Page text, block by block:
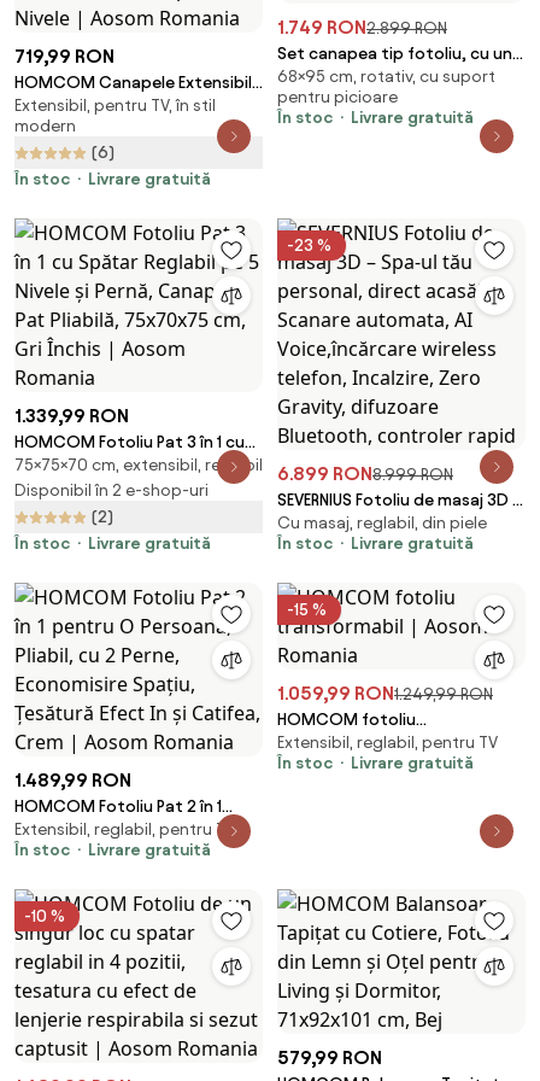
719,99 RON
HOMCOM Canapele Extensibile
Individuală Alb Crem 63x73x81
cm cu Pernă Extensibilă pe 5
Nivele | Aosom Romania
Extensibil, pentru TV, în stil
modern
(6)
În stoc
Livrare gratuită
1.749 RON2.899 RON
Set canapea tip fotoliu, cu un
singur loc, taburet inclus,
material tip boucle, rotativ, Alb
68×95 cm, rotativ, cu suport
pentru picioare
În stoc
Livrare gratuită
1.339,99 RON
HOMCOM Fotoliu Pat 3 în 1 cu
Spătar Reglabil pe 5 Nivele și
Pernă, Canapea Pat Pliabilă,
75x70x75 cm, Gri Închis | Aosom
Romania
75×75×70 cm, extensibil, reglabil
Disponibil în 2 e-shop-uri
(2)
În stoc
Livrare gratuită
-23 %
6.899 RON8.999 RON
SEVERNIUS Fotoliu de masaj 3D –
Spa-ul tău personal, direct
acasă! - Scanare automata, AI
telefon, Incalzire, Zero Gravity,
difuzoare Bluetooth, controler
rapid
Cu masaj, reglabil, din piele
În stoc
Livrare gratuită
1.489,99 RON
HOMCOM Fotoliu Pat 2 în 1
pentru O Persoană, Pliabil, cu 2
Perne, Economisire Spațiu,
Crem | Aosom Romania
Extensibil, reglabil, pentru TV
În stoc
Livrare gratuită
-15 %
1.059,99 RON1.249,99 RON
HOMCOM fotoliu
transformabil | Aosom Romania
Extensibil, reglabil, pentru TV
În stoc
Livrare gratuită
-10 %
579,99 RON